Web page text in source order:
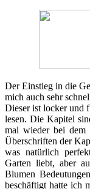
Der Einstieg in die
mich auch sehr
Dieser ist locker und
lesen. Die Kapitel
mal wieder bei dem
Überschriften der
was natürlich
Garten liebt, aber
Blumen
beschäftigt hatte ich